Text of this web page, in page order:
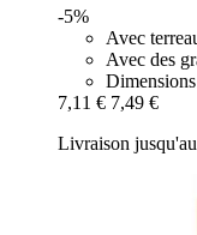
-5%
Avec
Avec des
7,11 € 7,49 €
Livraison